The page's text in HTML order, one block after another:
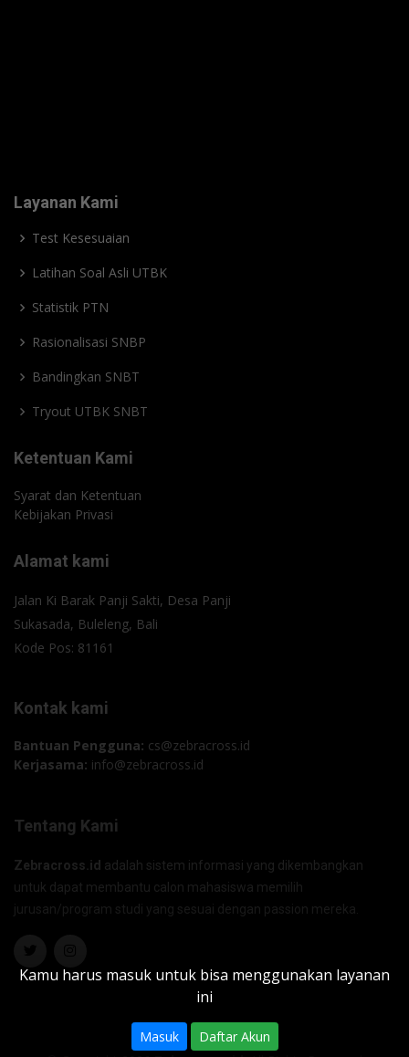
Kamu harus masuk untuk bisa menggunakan layanan
ini
Masuk Daftar Akun
Layanan Kami
Test Kesesuaian
Latihan Soal Asli UTBK
Statistik PTN
Rasionalisasi SNBP
Bandingkan SNBT
Tryout UTBK SNBT
Ketentuan Kami
Syarat dan Ketentuan
Kebijakan Privasi
Alamat kami
Jalan Ki Barak Panji Sakti, Desa Panji
Sukasada, Buleleng, Bali
Kode Pos: 81161
Kontak kami
Bantuan Pengguna: cs@zebracross.id
Kerjasama: info@zebracross.id
Tentang Kami
Zebracross.id adalah sistem informasi yang dikembangkan
untuk dapat membantu calon mahasiswa memilih
jurusan/program studi yang sesuai dengan passion mereka.